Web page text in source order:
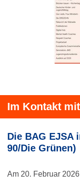
Im Kontakt
Die BAG EJSA
90/Die Grünen)
Am 20. Februar